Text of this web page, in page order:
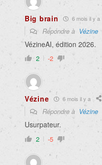
Big brain 6 mois il y a
Répondre à Vézine
VézineAI, édition 2026.
2 -2
Vézine 6 mois il y a
Répondre à Vézine
Usurpateur.
2 -5